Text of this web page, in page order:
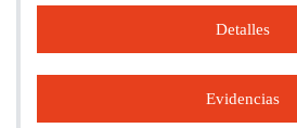
Detalles
Evidencias